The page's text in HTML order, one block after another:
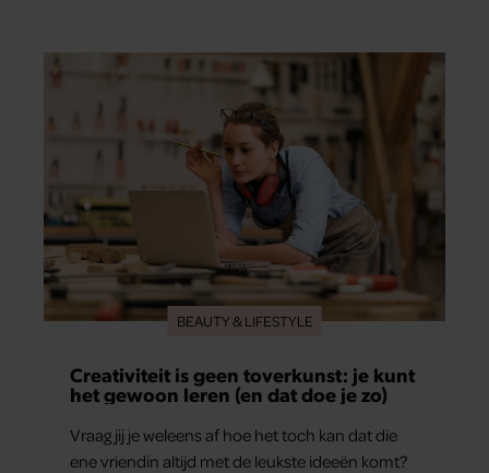
BEAUTY & LIFESTYLE
Creativiteit is geen toverkunst: je kunt
het gewoon leren (en dat doe je zo)
Vraag jij je weleens af hoe het toch kan dat die
ene vriendin altijd met de leukste ideeën komt?